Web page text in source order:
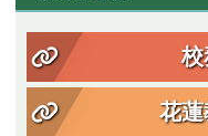
校
花